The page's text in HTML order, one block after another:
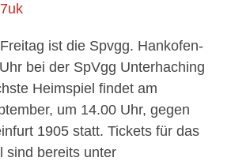
ist die Spvgg. Hankofen-
bei der SpVgg Unterhaching
Heimspiel findet am
um 14.00 Uhr, gegen
1905 statt. Tickets für das
sind bereits unter